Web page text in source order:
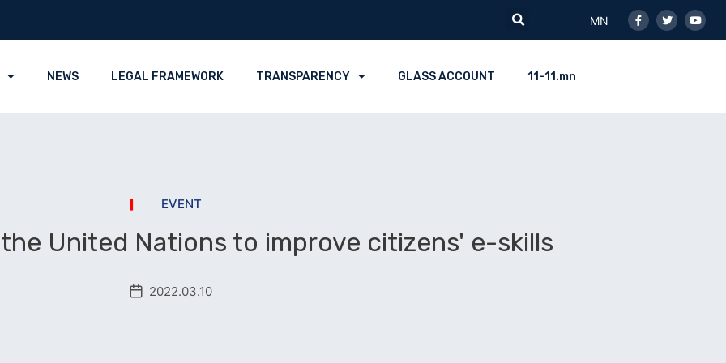
Search
MN
f
NEWS LEGAL FRAMEWORK TRANSPARENCY GLASS ACCOUNT 11-11.mn
EVENT
United Nations to improve citizens' e-skills
2022.03.10